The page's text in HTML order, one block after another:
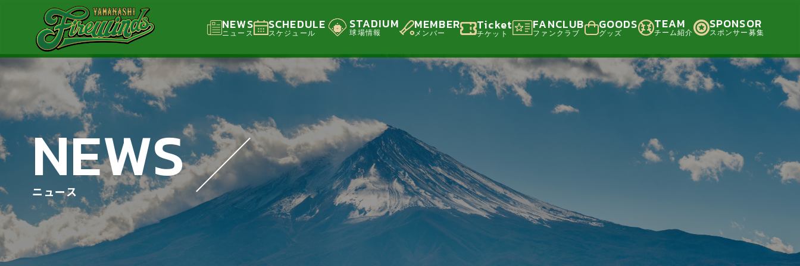
NEWS
ニュース
SCHEDULE
スケジュール
STADIUM
球場情報
MEMBER
メンバー
Ticket
チケット
FANCLUB
ファンクラブ
GOODS
グッズ
TEAM
チーム紹介
SPONSOR
スポンサー募集
NEWS
ニュース